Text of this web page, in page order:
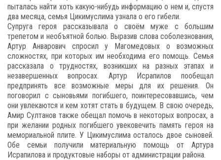
пыталась найти хоть какую-нибудь информацию о нем и, спустя
два месяца, семья Цикимуслима узнала о его гибели.
Супруга героя рассказывала о своём муже с большим
трепетом и необъятной болью. Выразив слова соболезнования,
Артур Анварович спросил у Магомедовых о возможных
сложностях, при которых им необходима его помощь. Семья
рассказала о трудностях, возникших на разных этапах и
незавершенных вопросах. Артур Исрапилов пообещал
предпринять все возможные меры для их решения. Он
поговорил с сыновьями погибшего, поинтересовавшись, чем
они увлекаются и кем хотят стать в будущем. В свою очередь,
Амир Султанов также обещал помочь в некоторых вопросах, а
при желании родных погибшего увековечить память героя на
мемориальной плите. У Цикимуслима осталось двое сыновей.
Обе семьи получили материальную помощь от Артура
Исрапилова и продуктовые наборы от администрации района.